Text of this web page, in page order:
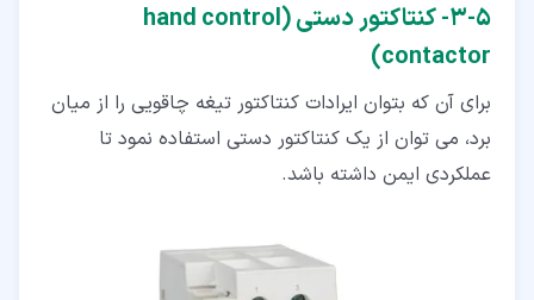
۵‏-‏۳‏- کنتاکتور دستی (hand control
contactor)
برای آن که بتوان ایرادات کنتاکتور تیغه چاقویی را از میان
برد، می توان از یک کنتاکتور دستی استفاده نمود تا
عملکردی ایمن داشته باشد.